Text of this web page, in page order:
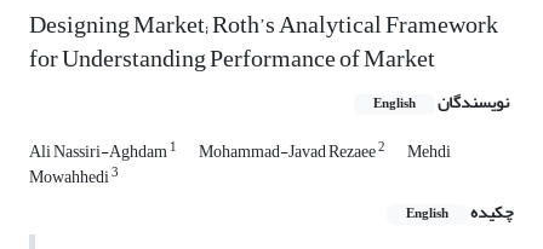
Designing Market; Roth’s Analytical Framework
for Understanding Performance of Market
نویسندگان English
Ali Nassiri-Aghdam1 Mohammad-Javad Rezaee2 Mehdi
Mowahhedi3
چکیده English